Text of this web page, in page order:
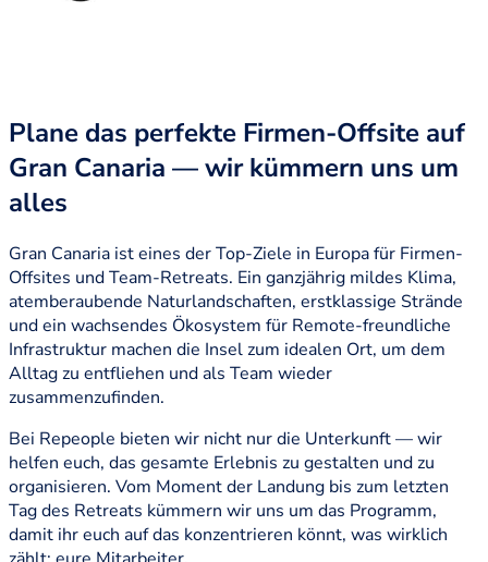
Plane das perfekte Firmen-Offsite auf
Gran Canaria — wir kümmern uns um
alles
Gran Canaria ist eines der Top-Ziele in Europa für Firmen-
Offsites und Team-Retreats. Ein ganzjährig mildes Klima,
atemberaubende Naturlandschaften, erstklassige Strände
und ein wachsendes Ökosystem für Remote-freundliche
Infrastruktur machen die Insel zum idealen Ort, um dem
Alltag zu entfliehen und als Team wieder
zusammenzufinden.
Bei Repeople bieten wir nicht nur die Unterkunft — wir
helfen euch, das gesamte Erlebnis zu gestalten und zu
organisieren. Vom Moment der Landung bis zum letzten
Tag des Retreats kümmern wir uns um das Programm,
damit ihr euch auf das konzentrieren könnt, was wirklich